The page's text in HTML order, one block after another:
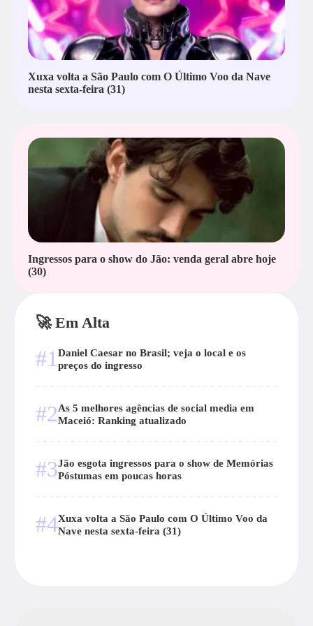
Xuxa volta a São Paulo com O Último Voo da Nave
nesta sexta-feira (31)
Ingressos para o show do Jão: venda geral abre hoje
(30)
🚀 Em Alta
#1 Daniel Caesar no Brasil; veja o local e os
preços do ingresso
#2As 5 melhores agências de social media em
Maceió: Ranking atualizado
#3Jão esgota ingressos para o show de Memórias
Póstumas em poucas horas
#4Xuxa volta a São Paulo com O Último Voo da
Nave nesta sexta-feira (31)